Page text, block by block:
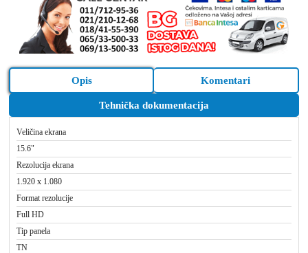
Opis
Tehnička dokumentacija
Komentari
Veličina ekrana
15.6"
Rezolucija ekrana
1.920 x 1.080
Format rezolucije
Full HD
Tip panela
TN